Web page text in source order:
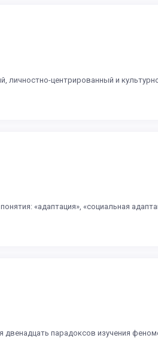
личностно-центрированный и
«адаптация», «социальная
парадоксов изучения